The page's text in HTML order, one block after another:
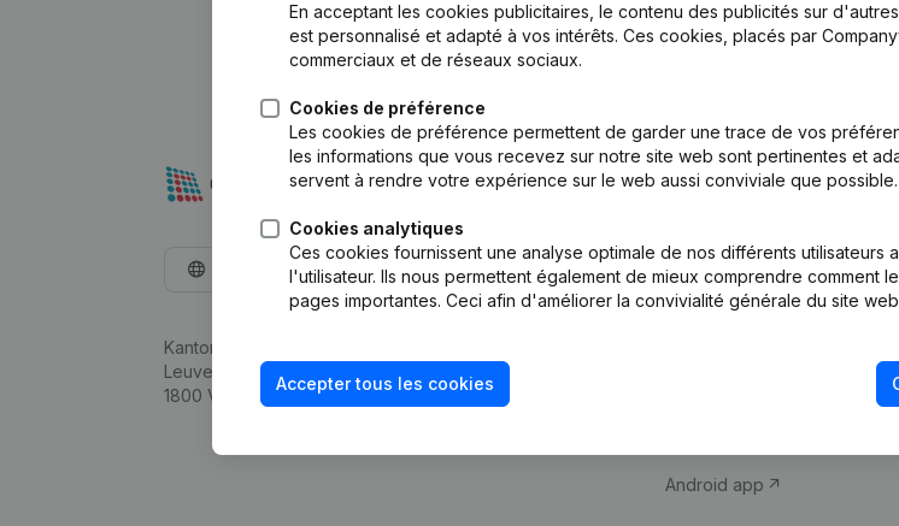
En acceptant les cookies publicitaires, le contenu des publicités sur
est personnalisé et adapté à vos intérêts. Ces cookies, placés par
commerciaux et de réseaux sociaux.
Cookies de préférence
Les cookies de préférence permettent de garder une trace de vos
les informations que vous recevez sur notre site web sont pertinentes et
servent à rendre votre expérience sur le web aussi conviviale que possible.
Cookies analytiques
Ces cookies fournissent une analyse optimale de nos différents
l'utilisateur. Ils nous permettent également de mieux comprendre comment
pages importantes. Ceci afin d'améliorer la convivialité générale du site
Accepter tous les cookies
Français
Kantorenpark Everest
Leuvensesteenweg 248D,
1800 Vilvoorde
Produit
d’entreprise
Monitoring
Android app